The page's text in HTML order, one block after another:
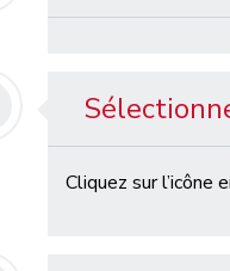
Cliquez sur l’icône